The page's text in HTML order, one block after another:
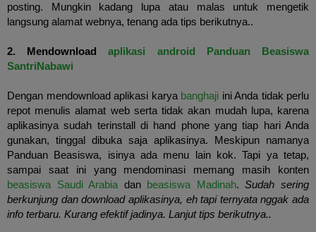
posting. Mungkin kadang lupa atau malas untuk mengetik
langsung alamat webnya, tenang ada tips berikutnya..
2. Mendownloadaplikasi android Panduan Beasiswa
SantriNabawi
Dengan mendownload aplikasi karya banghaji ini Anda tidak perlu
repot menulis alamat web serta tidak akan mudah lupa, karena
aplikasinya sudah terinstall di hand phone yang tiap hari Anda
gunakan, tinggal dibuka saja aplikasinya. Meskipun namanya
Panduan Beasiswa, isinya ada menu lain kok. Tapi ya tetap,
sampai saat ini yang mendominasi memang masih konten
beasiswa Saudi Arabia dan beasiswa Madinah.Sudah sering
berkunjung dan download aplikasinya, eh tapi ternyata nggak ada
info terbaru. Kurang efektif jadinya. Lanjut tips berikutnya..